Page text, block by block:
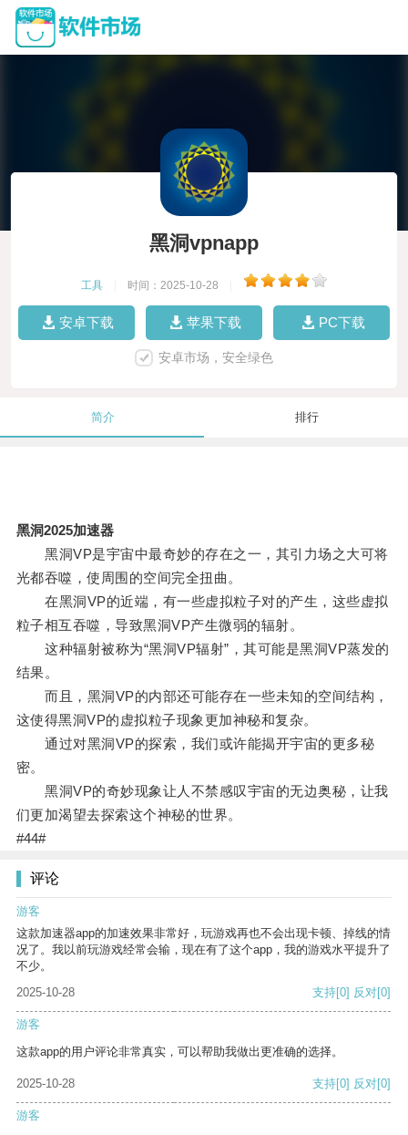
黑洞vpnapp
工具 时间：2025-10-28
安卓下载 苹果下载 PC下载
安卓市场，安全绿色
简介 排行
黑洞2025加速器
黑洞VP是宇宙中最奇妙的存在之一，其引力场之大可将
光都吞噬，使周围的空间完全扭曲。
在黑洞VP的近端，有一些虚拟粒子对的产生，这些虚拟
粒子相互吞噬，导致黑洞VP产生微弱的辐射。
这种辐射被称为“黑洞VP辐射”，其可能是黑洞VP蒸发的
结果。
而且，黑洞VP的内部还可能存在一些未知的空间结构，
这使得黑洞VP的虚拟粒子现象更加神秘和复杂。
通过对黑洞VP的探索，我们或许能揭开宇宙的更多秘
密。
黑洞VP的奇妙现象让人不禁感叹宇宙的无边奥秘，让我
们更加渴望去探索这个神秘的世界。
#44#
评论
游客
这款加速器app的加速效果非常好，玩游戏再也不会出现卡顿、掉线的情
况了。我以前玩游戏经常会输，现在有了这个app，我的游戏水平提升了
不少。
2025-10-28
支持[0] 反对[0]
游客
这款app的用户评论非常真实，可以帮助我做出更准确的选择。
2025-10-28 支持[0] 反对[0]
游客